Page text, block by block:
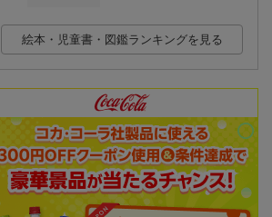
絵本・児童書・図鑑ランキングを見る